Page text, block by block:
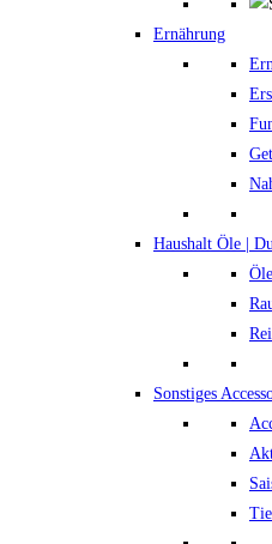
Ernährung
Haushalt Öle |
Sonstiges